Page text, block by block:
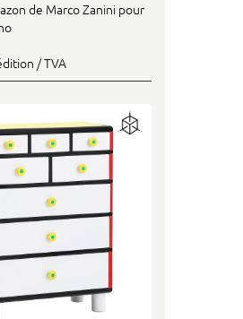
de Marco Zanini pour
/ TVA